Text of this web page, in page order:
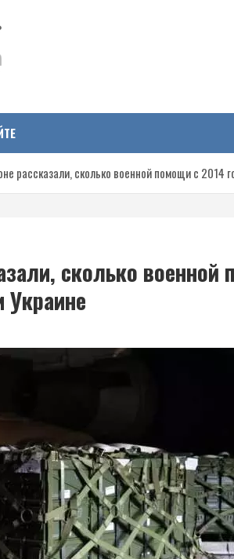
на
события в Новороссии,
рассказали, сколько военной помощи с 2014
сколько